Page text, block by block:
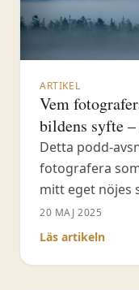
ARTIKEL
Vem
bildens syfte
Detta podd-
fotografera
mitt eget nöjes
glädjen i att
jag kunde
20 MAJ 2025
Läs artikeln